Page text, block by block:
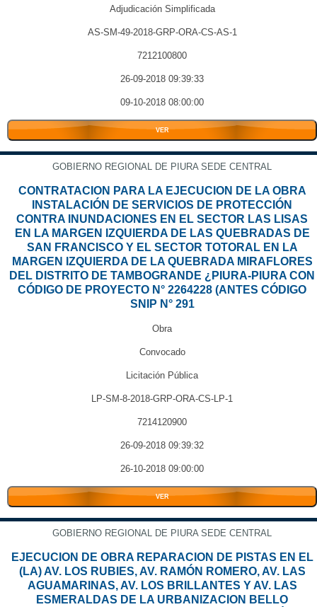
Adjudicación Simplificada
AS-SM-49-2018-GRP-ORA-CS-AS-1
7212100800
26-09-2018 09:39:33
09-10-2018 08:00:00
VER
GOBIERNO REGIONAL DE PIURA SEDE CENTRAL
CONTRATACION PARA LA EJECUCION DE LA OBRA
INSTALACIÓN DE SERVICIOS DE PROTECCIÓN
CONTRA INUNDACIONES EN EL SECTOR LAS LISAS
EN LA MARGEN IZQUIERDA DE LAS QUEBRADAS DE
SAN FRANCISCO Y EL SECTOR TOTORAL EN LA
MARGEN IZQUIERDA DE LA QUEBRADA MIRAFLORES
DEL DISTRITO DE TAMBOGRANDE ¿PIURA-PIURA CON
CÓDIGO DE PROYECTO N° 2264228 (ANTES CÓDIGO
SNIP N° 291
Obra
Convocado
Licitación Pública
LP-SM-8-2018-GRP-ORA-CS-LP-1
7214120900
26-09-2018 09:39:32
26-10-2018 09:00:00
VER
GOBIERNO REGIONAL DE PIURA SEDE CENTRAL
EJECUCION DE OBRA REPARACION DE PISTAS EN EL
(LA) AV. LOS RUBIES, AV. RAMÓN ROMERO, AV. LAS
AGUAMARINAS, AV. LOS BRILLANTES Y AV. LAS
ESMERALDAS DE LA URBANIZACION BELLO